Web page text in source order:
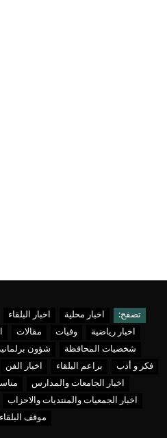
تصفح: اخبار محلية اخبار البلقاء
اخبار رياضية
وفيات مقالات
شخصيات المحافظة
شؤون
فكر و أدب
براعم البلقاء اخبار الفن
اخبار الجامعات والمدارس
اخبار الجمعيات والمنتديات والاحزاب
موقف